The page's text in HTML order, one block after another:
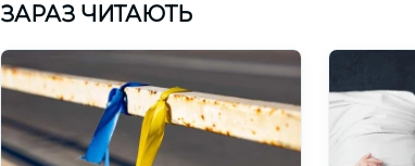
ЗАРАЗ ЧИТАЮТЬ